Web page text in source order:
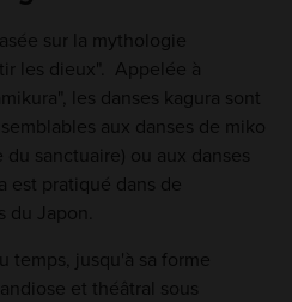
sur la mythologie
les dieux". Appelée à
les danses kagura sont
aux danses de miko
sanctuaire) ou aux danses
est pratiqué dans de
du Japon.
temps, jusqu'à sa forme
et théâtral sous